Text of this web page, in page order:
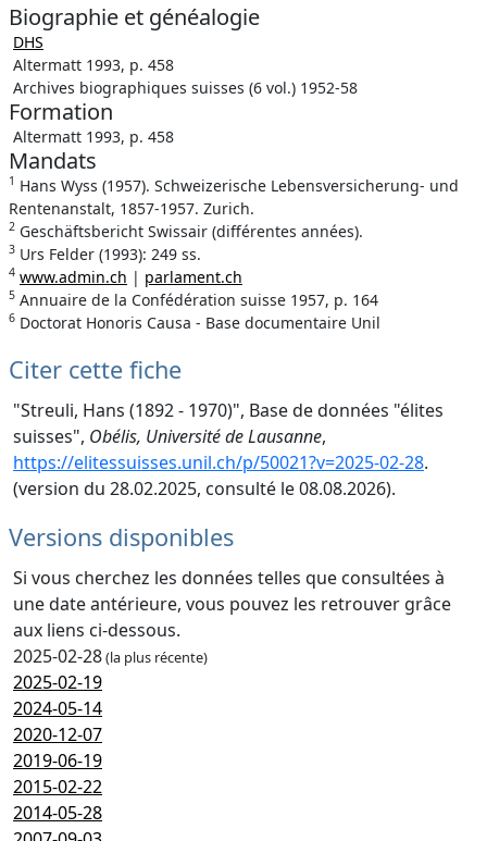
Biographie et généalogie
DHS
Altermatt 1993, p. 458
Archives biographiques suisses (6 vol.) 1952-58
Formation
Altermatt 1993, p. 458
Mandats
1 Hans Wyss (1957). Schweizerische Lebensversicherung- und
Rentenanstalt, 1857-1957. Zurich.
2 Geschäftsbericht Swissair (différentes années).
3 Urs Felder (1993): 249 ss.
4 www.admin.ch | parlament.ch
5 Annuaire de la Confédération suisse 1957, p. 164
6 Doctorat Honoris Causa - Base documentaire Unil
Citer cette fiche
"Streuli, Hans (1892 - 1970)", Base de données "élites
suisses", Obélis, Université de Lausanne,
https://elitessuisses.unil.ch/p/50021?v=2025-02-28.
(version du 28.02.2025, consulté le 08.08.2026).
Versions disponibles
Si vous cherchez les données telles que consultées à
une date antérieure, vous pouvez les retrouver grâce
aux liens ci-dessous.
2025-02-28(la plus récente)
2025-02-19
2024-05-14
2020-12-07
2019-06-19
2015-02-22
2014-05-28